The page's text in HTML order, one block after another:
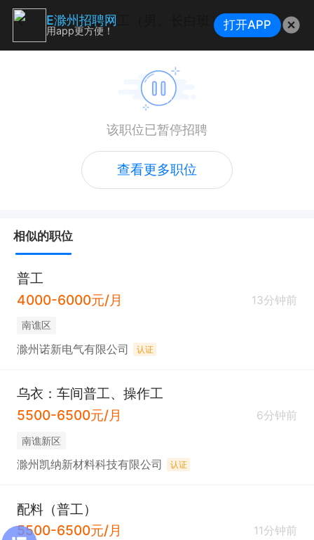
操作工（男、长白班）
该职位已暂停招聘
查看更多职位
相似的职位
普工
4000-6000元/月
13分钟前
南谯区
滁州诺新电气有限公司 认证
乌衣：车间普工、操作工
5500-6500元/月
6分钟前
南谯新区
滁州凯纳新材料科技有限公司 认证
配料（普工）
5500-6500元/月
11分钟前
E滁州招聘网
用app更方便！ 打开APP